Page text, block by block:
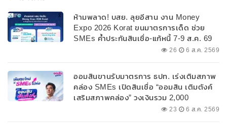
ห้ามพลาด! บสย. ลุยอีสาน งาน Money
Expo 2026 Korat ขนมาตรการเด็ด ช่วย
SMEs ค้ำประกันสินเชื่อ-แก้หนี้ 7-9 ส.ค. 69
26 6 ส.ค. 2569
ออมสินขานรับมาตรการ ธปท. เร่งเติมสภาพ
คล่อง SMEs เปิดสินเชื่อ “ออมสิน เติมตังค์
เสริมสภาพคล่อง” วงเงินรวม 2,000
ลบ.สนับสนุนเงินทุนหมุนเวียนวงเงินกู้สูงสุด
23 6 ส.ค. 2569